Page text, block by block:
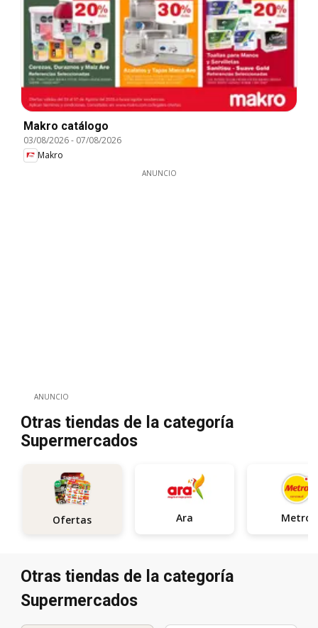
Makro catálogo
03/08/2026- 07/08/2026
Makro
ANUNCIO
ANUNCIO
Otras tiendas de la categoría
Supermercados
Ofertas Ara Metro
Otras tiendas de la categoría
Supermercados